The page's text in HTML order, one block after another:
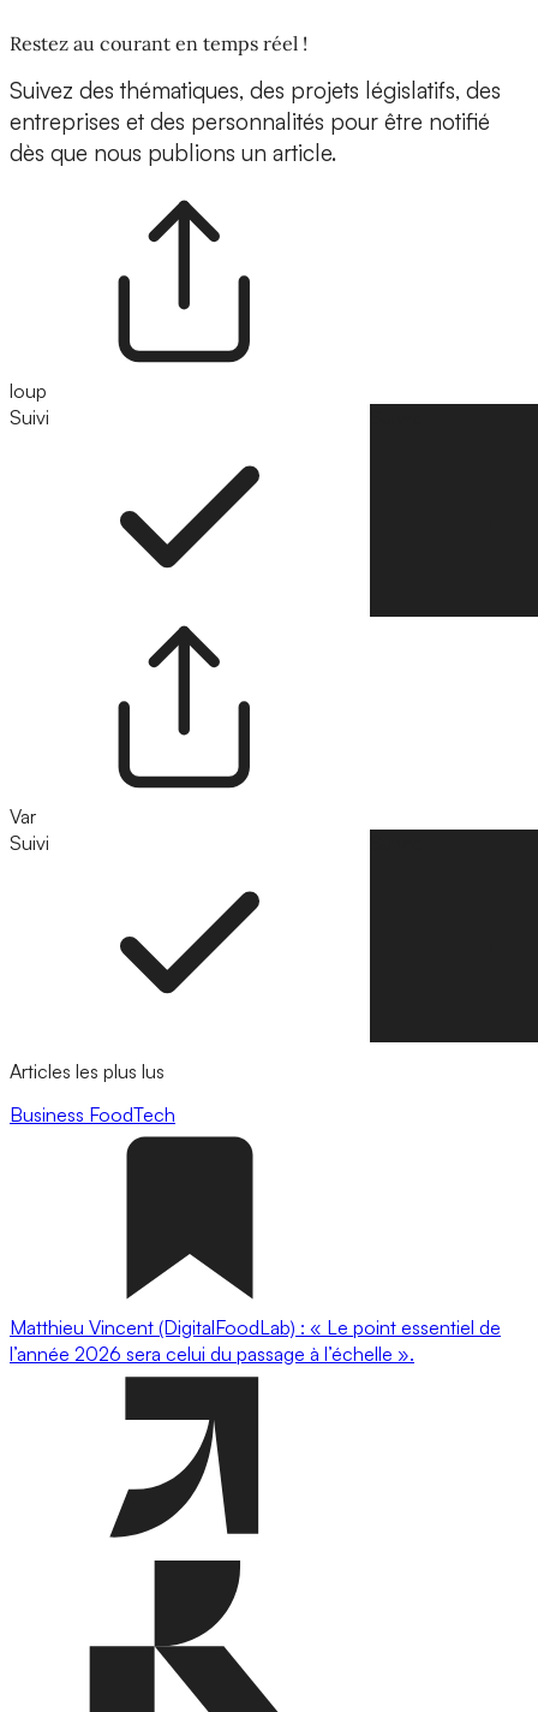
Restez au courant en temps réel !
Suivez des thématiques, des projets législatifs, des
entreprises et des personnalités pour être notifié
dès que nous publions un article.
loup
Suivi
Var
Suivi
Articles les plus lus
Business FoodTech
Matthieu Vincent (DigitalFoodLab) : « Le point essentiel de
l’année 2026 sera celui du passage à l’échelle ».